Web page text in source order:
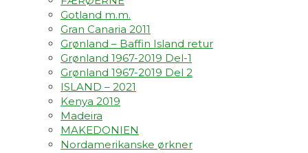
Gotland m.m.
Gran Canaria 2011
Grønland – Baffin Island retur
Grønland 1967-2019 Del-1
Grønland 1967-2019 Del 2
ISLAND – 2021
Kenya 2019
Madeira
MAKEDONIEN
Nordamerikanske ørkner